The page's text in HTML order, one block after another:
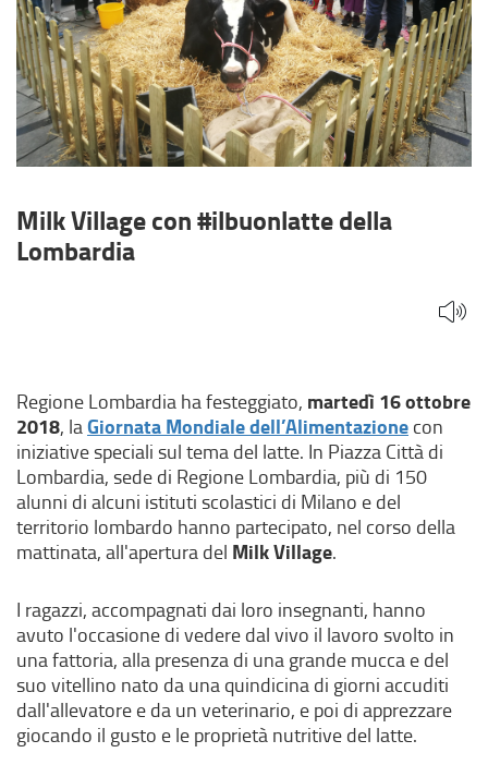
Milk Village con #ilbuonlatte della
Lombardia
Regione Lombardia ha festeggiato, martedì 16 ottobre
2018, la Giornata Mondiale dell’Alimentazione con
iniziative speciali sul tema del latte. In Piazza Città di
Lombardia, sede di Regione Lombardia, più di 150
alunni di alcuni istituti scolastici di Milano e del
territorio lombardo hanno partecipato, nel corso della
mattinata, all'apertura del Milk Village.
I ragazzi, accompagnati dai loro insegnanti, hanno
avuto l'occasione di vedere dal vivo il lavoro svolto in
una fattoria, alla presenza di una grande mucca e del
suo vitellino nato da una quindicina di giorni accuditi
dall'allevatore e da un veterinario, e poi di apprezzare
giocando il gusto e le proprietà nutritive del latte.